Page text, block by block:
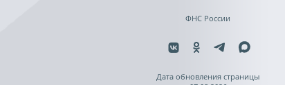
ФНС России
Дата обновления страницы